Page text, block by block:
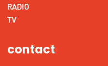
RADIO
TV
contact